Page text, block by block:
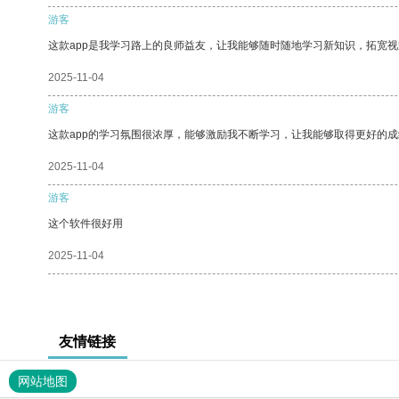
游客
这款app是我学习路上的良师益友，让我能够随时随地学习新知识，拓宽
2025-11-04
游客
这款app的学习氛围很浓厚，能够激励我不断学习，让我能够取得更好的
2025-11-04
游客
这个软件很好用
2025-11-04
友情链接
网站地图